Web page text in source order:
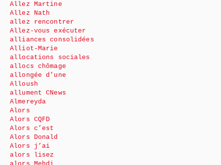
Allez Martine
Allez Nath
allez rencontrer
Allez-vous exécuter
alliances consolidées
Alliot-Marie
allocations sociales
allocs chômage
allongée d’une
Alloush
allument CNews
Almereyda
Alors
Alors CQFD
Alors c’est
Alors Donald
Alors j’ai
alors lisez